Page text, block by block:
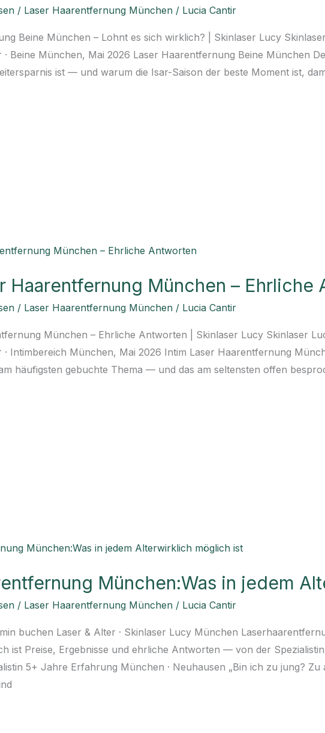
/ Laser Haarentfernung München/ Lucia Cantir
Beine München – Lohnt es sich wirklich? | Skinlaser Lucy
· Beine München, Mai 2026 Laser Haarentfernung Beine München
ist — und warum die Isar-Saison der beste Moment ist,
Haarentfernung München – Ehrliche
/ Laser Haarentfernung München/ Lucia Cantir
München – Ehrliche Antworten | Skinlaser Lucy Skinlaser
· Intimbereich München, Mai 2026 Intim Laser Haarentfernung
häufigsten gebuchte Thema — und das am seltensten offen
München:Was in jedem
/ Laser Haarentfernung München/ Lucia Cantir
buchen Laser & Alter · Skinlaser Lucy München
ist Preise, Ergebnisse und ehrliche Antworten — von der
5+ Jahre Erfahrung München · Neuhausen „Bin ich zu jung?